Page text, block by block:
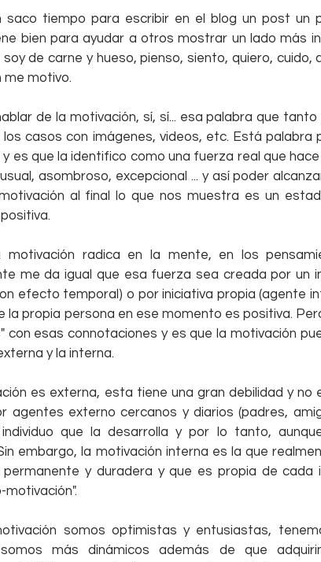
saco tiempo para escribir en el blog un post un
bien para ayudar a otros mostrar un lado más
de carne y hueso, pienso, siento, quiero, cuido,
me motivo.
de la motivación, sí, sí... esa palabra que
los casos con imágenes, videos, etc. Está palabra
y es que la identifico como una fuerza real que
asombroso, excepcional ... y así poder
al final lo que nos muestra es un
motivación radica en la mente, en los
me da igual que esa fuerza sea creada por un
efecto temporal) o por iniciativa propia (agente
la propia persona en ese momento es positiva.
con esas connotaciones y es que la motivación
y la interna.
es externa, esta tiene una gran debilidad y no
agentes externo cercanos y diarios (padres,
que la desarrolla y por lo tanto,
embargo, la motivación interna es la que
y duradera y que es propia de cada
motivación".
somos optimistas y entusiastas,
más dinámicos además de que